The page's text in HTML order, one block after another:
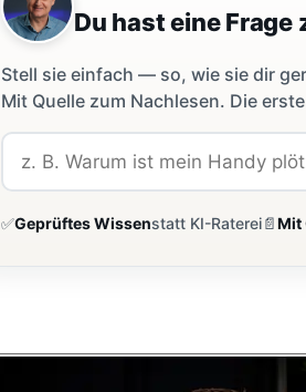
Du hast eine
Stell sie einfach — so, wie sie dir
Mit Quelle zum Nachlesen. Die
✅Geprüftes Wissenstatt KI-Raterei📄Mit